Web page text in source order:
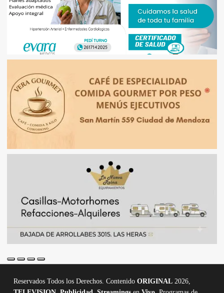
Reservados Todos los Derechos. Contenido ORIGINAL2026,